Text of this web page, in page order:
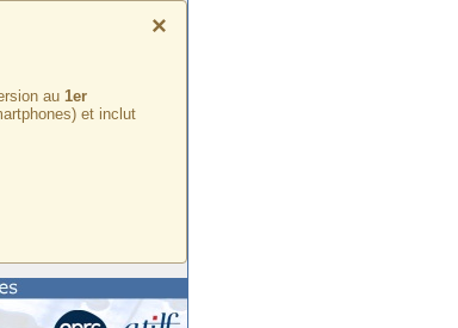
×
au 1er
et inclut